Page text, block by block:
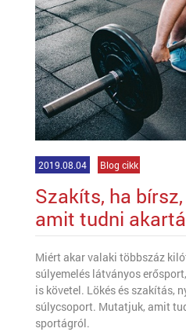
2019.08.04 Blog cikk
Szakíts, ha
amit tudni
súlyemelésről
Miért akar valaki többszáz
súlyemelés látványos
is követel. Lökés és szakítás,
súlycsoport. Mutatjuk, amit
sportágról.